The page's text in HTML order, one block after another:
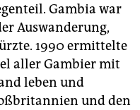
Gambia war
Auswanderung,
1990 ermittelte
aller Gambier mit
leben und
und den